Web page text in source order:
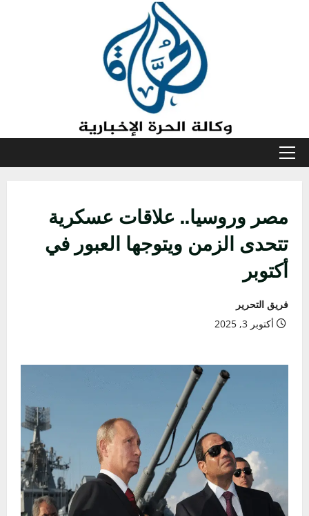
القائمة
مصر وروسيا.. علاقات عسكرية
تتحدى الزمن ويتوجها العبور في
أكتوبر
فريق التحرير
أكتوبر 3, 2025